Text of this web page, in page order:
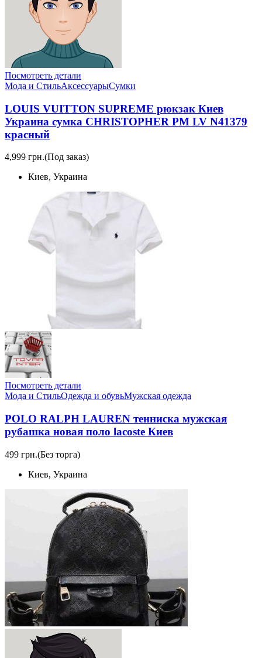
Посмотреть детали
Мода и СтильАксессуарыСумки
LOUIS VUITTON SUPREME рюкзак Киев
Украина сумка CHRISTOPHER PM LV N41379
красный
4,999 грн.(Под заказ)
Киев, Украина
Посмотреть детали
Мода и СтильОдежда и обувьМужская одежда
POLO RALPH LAUREN тенниска мужская
рубашка новая поло lacoste Киев
499 грн.(Без торга)
Киев, Украина